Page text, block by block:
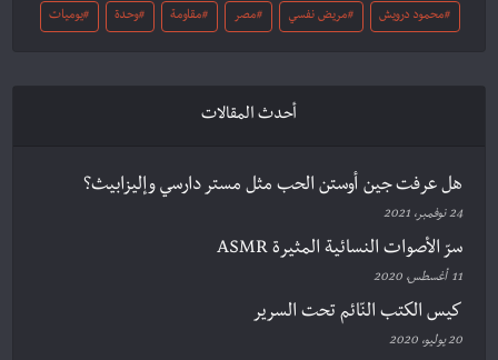
محمود درويش مريض نفسي مصر مقاومة وحدة يوميات
أحدث المقالات
هل عرفت جين أوستن الحب مثل مستر دارسي وإليزابيث؟
24 نوفمبر، 2021
سرّ الأصوات النسائية المثيرة ASMR
11 أغسطس، 2020
كيس الكتب النّائم تحت السرير
20 يوليو، 2020